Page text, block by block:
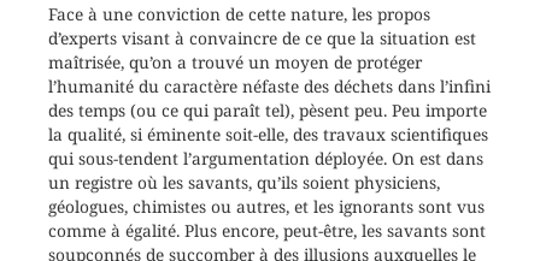
Face à une conviction de cette nature, les propos
d’experts visant à convaincre de ce que la situation est
maîtrisée, qu’on a trouvé un moyen de protéger
l’humanité du caractère néfaste des déchets dans l’infini
des temps (ou ce qui paraît tel), pèsent peu. Peu importe
la qualité, si éminente soit-elle, des travaux scientifiques
qui sous-tendent l’argumentation déployée. On est dans
un registre où les savants, qu’ils soient physiciens,
géologues, chimistes ou autres, et les ignorants sont vus
comme à égalité. Plus encore, peut-être, les savants sont
soupçonnés de succomber à des illusions auxquelles le